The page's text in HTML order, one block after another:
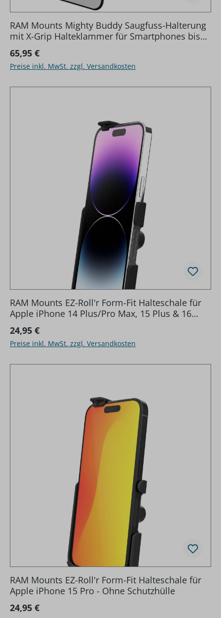
RAM Mounts Mighty Buddy Saugfuss-Halterung
mit X-Grip Halteklammer für Smartphones bis
82,6 mm Breite - direkte Anbindung
Regulärer Preis:
65,95 €
Preise inkl. MwSt. zzgl. Versandkosten
RAM Mounts EZ-Roll'r Form-Fit Halteschale für
Apple iPhone 14 Plus/Pro Max, 15 Plus & 16
Plus - Ohne Schutzhülle
Regulärer Preis:
24,95 €
Preise inkl. MwSt. zzgl. Versandkosten
RAM Mounts EZ-Roll'r Form-Fit Halteschale für
Apple iPhone 15 Pro - Ohne Schutzhülle
Regulärer Preis:
24,95 €